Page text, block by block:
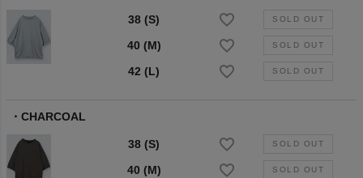
38 (S)
40 (M)
42 (L)
CHARCOAL
38 (S)
40 (M)